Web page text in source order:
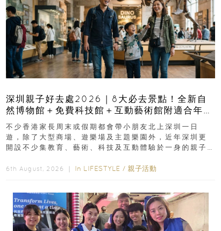
深圳親子好去處2026｜8大必去景點！全新自
然博物館＋免費科技館＋互動藝術館附適合年
齡、交通、門票、開放時間
不少香港家長周末或假期都會帶小朋友北上深圳一日
遊，除了大型商場、遊樂場及主題樂園外，近年深圳更
開設不少集教育、藝術、科技及互動體驗於一身的親子
6th August, 2026 ｜ In LIFESTYLE / 親子活動